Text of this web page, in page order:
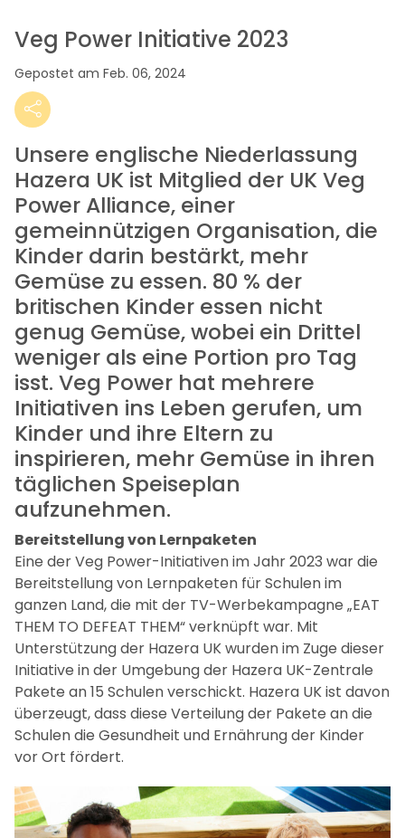
Veg Power Initiative 2023
Gepostet am Feb. 06, 2024
Unsere englische Niederlassung
Hazera UK ist Mitglied der UK Veg
Power Alliance, einer
gemeinnützigen Organisation, die
Kinder darin bestärkt, mehr
Gemüse zu essen. 80 % der
britischen Kinder essen nicht
genug Gemüse, wobei ein Drittel
weniger als eine Portion pro Tag
isst. Veg Power hat mehrere
Initiativen ins Leben gerufen, um
Kinder und ihre Eltern zu
inspirieren, mehr Gemüse in ihren
täglichen Speiseplan
aufzunehmen.
Bereitstellung von Lernpaketen
Eine der Veg Power-Initiativen im Jahr 2023 war die
Bereitstellung von Lernpaketen für Schulen im
ganzen Land, die mit der TV-Werbekampagne „EAT
THEM TO DEFEAT THEM“ verknüpft war. Mit
Unterstützung der Hazera UK wurden im Zuge dieser
Initiative in der Umgebung der Hazera UK-Zentrale
Pakete an 15 Schulen verschickt. Hazera UK ist davon
überzeugt, dass diese Verteilung der Pakete an die
Schulen die Gesundheit und Ernährung der Kinder
vor Ort fördert.